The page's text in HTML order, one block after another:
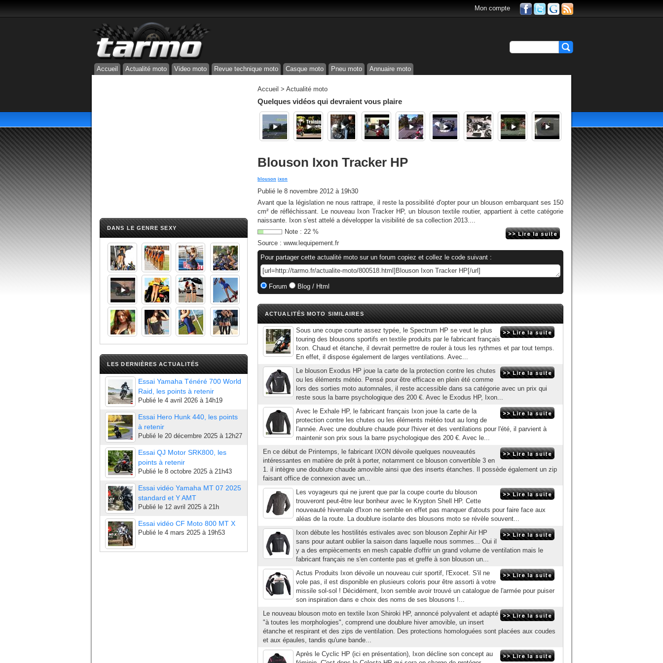
Mon compte
Accueil Actualité moto Video moto Revue technique moto Casque moto Pneu moto Annuaire moto
DANS LE GENRE SEXY
LES DERNIÈRES ACTUALITÉS
Essai Yamaha Ténéré 700 World
Raid, les points à retenir
Publié le 4 avril 2026 à 14h19
Essai Hero Hunk 440, les points
à retenir
Publié le 20 décembre 2025 à 12h27
Essai QJ Motor SRK800, les
points à retenir
Publié le 8 octobre 2025 à 21h43
Essai vidéo Yamaha MT 07 2025
standard et Y AMT
Publié le 12 avril 2025 à 21h
Essai vidéo CF Moto 800 MT X
Publié le 4 mars 2025 à 19h53
Accueil > Actualité moto
Quelques vidéos qui devraient vous plaire
Blouson Ixon Tracker HP
blouson ixon
Publié le 8 novembre 2012 à 19h30
Avant que la législation ne nous rattrape, il reste la possibilité d'opter pour un blouson embarquant ses 150
cm² de réfléchissant. Le nouveau Ixon Tracker HP, un blouson textile routier, appartient à cette catégorie
naissante. Ixon s'est attelé a développer la visibilité de sa collection 2013....
Note : 22 %
Source : www.lequipement.fr
Pour partager cette actualité moto sur un forum copiez et collez le code suivant :
Forum Blog / Html
ACTUALITÉS MOTO SIMILAIRES
Sous une coupe courte assez typée, le Spectrum HP se veut le plus
touring des blousons sportifs en textile produits par le fabricant français
Ixon. Chaud et étanche, il devrait permettre de rouler à tous les rythmes et par tout temps.
En effet, il dispose également de larges ventilations. Avec...
Le blouson Exodus HP joue la carte de la protection contre les chutes
ou les éléments météo. Pensé pour être efficace en plein été comme
lors des sorties moto automnales, il reste accessible dans sa catégorie avec un prix qui
reste sous la barre psychologique des 200 €. Avec le Exodus HP, Ixon...
Avec le Exhale HP, le fabricant français Ixon joue la carte de la
protection contre les chutes ou les éléments météo tout au long de
l'année. Avec une doublure chaude pour l'hiver et des ventilations pour l'été, il parvient à
maintenir son prix sous la barre psychologique des 200 €. Avec le...
En ce début de Printemps, le fabricant IXON dévoile quelques nouveautés
intéressantes en matière de prêt à porter, notamment ce blouson convertible 3 en
1. il intègre une doublure chaude amovible ainsi que des inserts étanches. Il possède également un zip
faisant office de connexion avec un...
Les voyageurs qui ne jurent que par la coupe courte du blouson
trouveront peut-être leur bonheur avec le Krypton Shell HP. Cette
nouveauté hivernale d'Ixon ne semble en effet pas manquer d'atouts pour faire face aux
aléas de la route. La doublure isolante des blousons moto se révèle souvent...
Ixon débute les hostilités estivales avec son blouson Zephir Air HP
sans pour autant oublier la saison dans laquelle nous sommes... Oui il
y a des empiècements en mesh capable d'offrir un grand volume de ventilation mais le
fabricant français ne s'en contente pas et greffe à son blouson un...
Actus Produits Ixon dévoile un nouveau cuir sportif, l'Exocet. S'il ne
vole pas, il est disponible en plusieurs coloris pour être assorti à votre
missile sol-sol ! Décidément, Ixon semble avoir trouvé un catalogue de l'armée pour puiser
son inspiration dans e choix des noms de ses blousons !...
Le nouveau blouson moto en textile Ixon Shiroki HP, annoncé polyvalent et adapté
"à toutes les morphologies", comprend une doublure hiver amovible, un insert
étanche et respirant et des zips de ventilation. Des protections homologuées sont placées aux coudes
et aux épaules, tandis qu'une bande...
Après le Cyclic HP (ici en présentation), Ixon décline son concept au